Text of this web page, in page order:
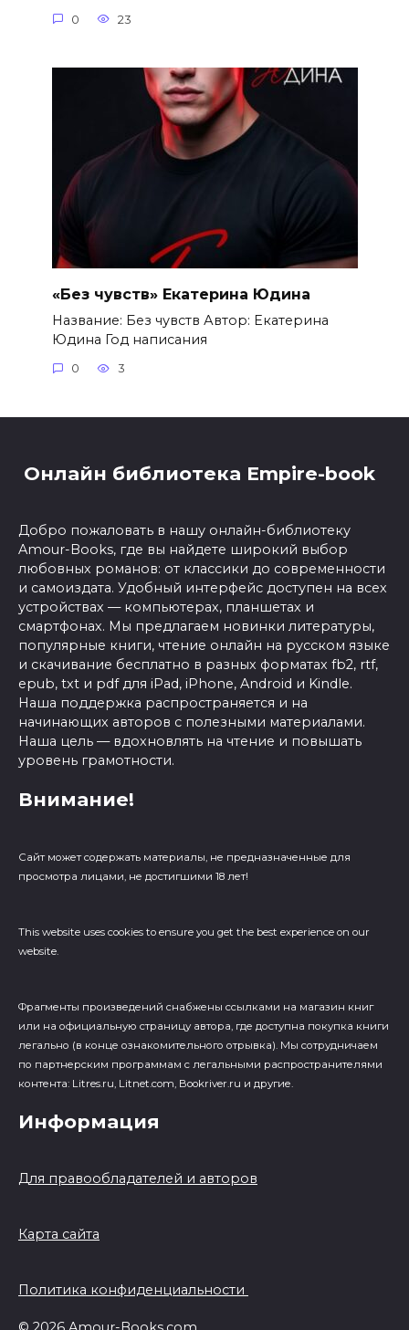
0 23
«Без чувств» Екатерина Юдина
Название: Без чувств Автор: Екатерина
Юдина Год написания
0 3
Онлайн библиотека Empire-book
Добро пожаловать в нашу онлайн-библиотеку
Amour-Books, где вы найдете широкий выбор
любовных романов: от классики до современности
и самоиздата. Удобный интерфейс доступен на всех
устройствах — компьютерах, планшетах и
смартфонах. Мы предлагаем новинки литературы,
популярные книги, чтение онлайн на русском языке
и скачивание бесплатно в разных форматах fb2, rtf,
epub, txt и pdf для iPad, iPhone, Android и Kindle.
Наша поддержка распространяется и на
начинающих авторов с полезными материалами.
Наша цель — вдохновлять на чтение и повышать
уровень грамотности.
Внимание!
Сайт может содержать материалы, не предназначенные для
просмотра лицами, не достигшими 18 лет!
This website uses cookies to ensure you get the best experience on our
website.
Фрагменты произведений cнабжены ссылками на магазин книг
или на официальную страницу автора, где доступна покупка книги
легально (в конце ознакомительного отрывка). Мы сотрудничаем
по партнерским программам с легальными распространителями
контента: Litres.ru, Litnet.com, Bookriver.ru и другие.
Информация
Для правообладателей и авторов
Карта сайта
Политика конфиденциальности